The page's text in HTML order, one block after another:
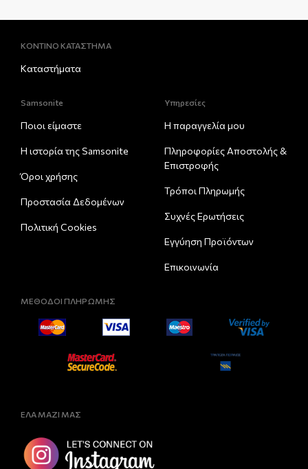
ΚΟΝΤΙΝΟ ΚΑΤΑΣΤΗΜΑ
Καταστήματα
Samsonite
Ποιοι είμαστε
Η ιστορία της Samsonite
Όροι χρήσης
Προστασία Δεδομένων
Πολιτική Cookies
Υπηρεσίες
Η παραγγελία μου
Πληροφορίες Αποστολής &
Eπιστροφής
Τρόποι Πληρωμής
Συχνές Ερωτήσεις
Εγγύηση Προϊόντων
Επικοινωνία
ΜΕΘΟΔΟΙ ΠΛΗΡΩΜΗΣ
ΕΛΑ ΜΑΖΙ ΜΑΣ